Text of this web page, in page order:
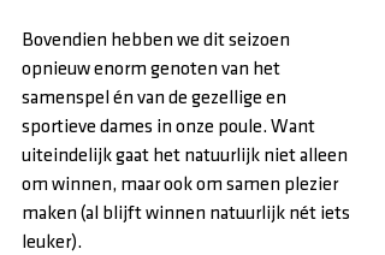
Bovendien hebben we dit seizoen
opnieuw enorm genoten van het
samenspel én van de gezellige en
sportieve dames in onze poule. Want
uiteindelijk gaat het natuurlijk niet alleen
om winnen, maar ook om samen plezier
maken (al blijft winnen natuurlijk nét iets
leuker).